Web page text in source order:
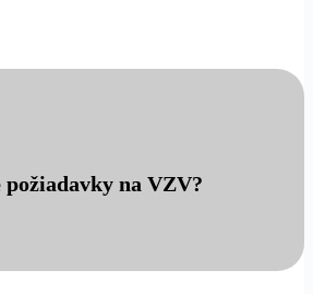
požiadavky na VZV?